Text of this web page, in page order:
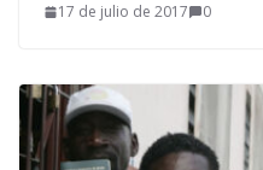
17 de julio de 2017 0